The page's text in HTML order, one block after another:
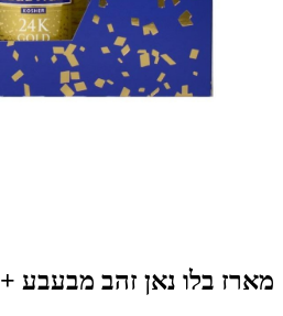
מארז בלו נאן זהב מבעבע + 2 כוסות